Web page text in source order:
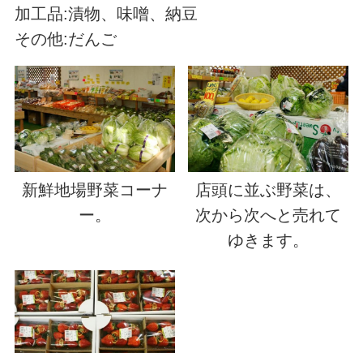
加工品:漬物、味噌、納豆
その他:だんご
新鮮地場野菜コーナ
ー。
店頭に並ぶ野菜は、
次から次へと売れて
ゆきます。